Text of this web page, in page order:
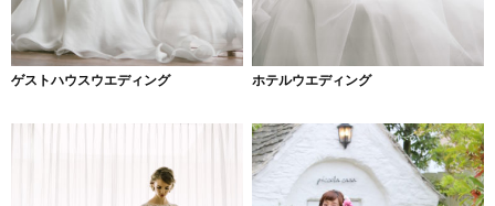
ゲストハウスウエディング ホテルウエディング